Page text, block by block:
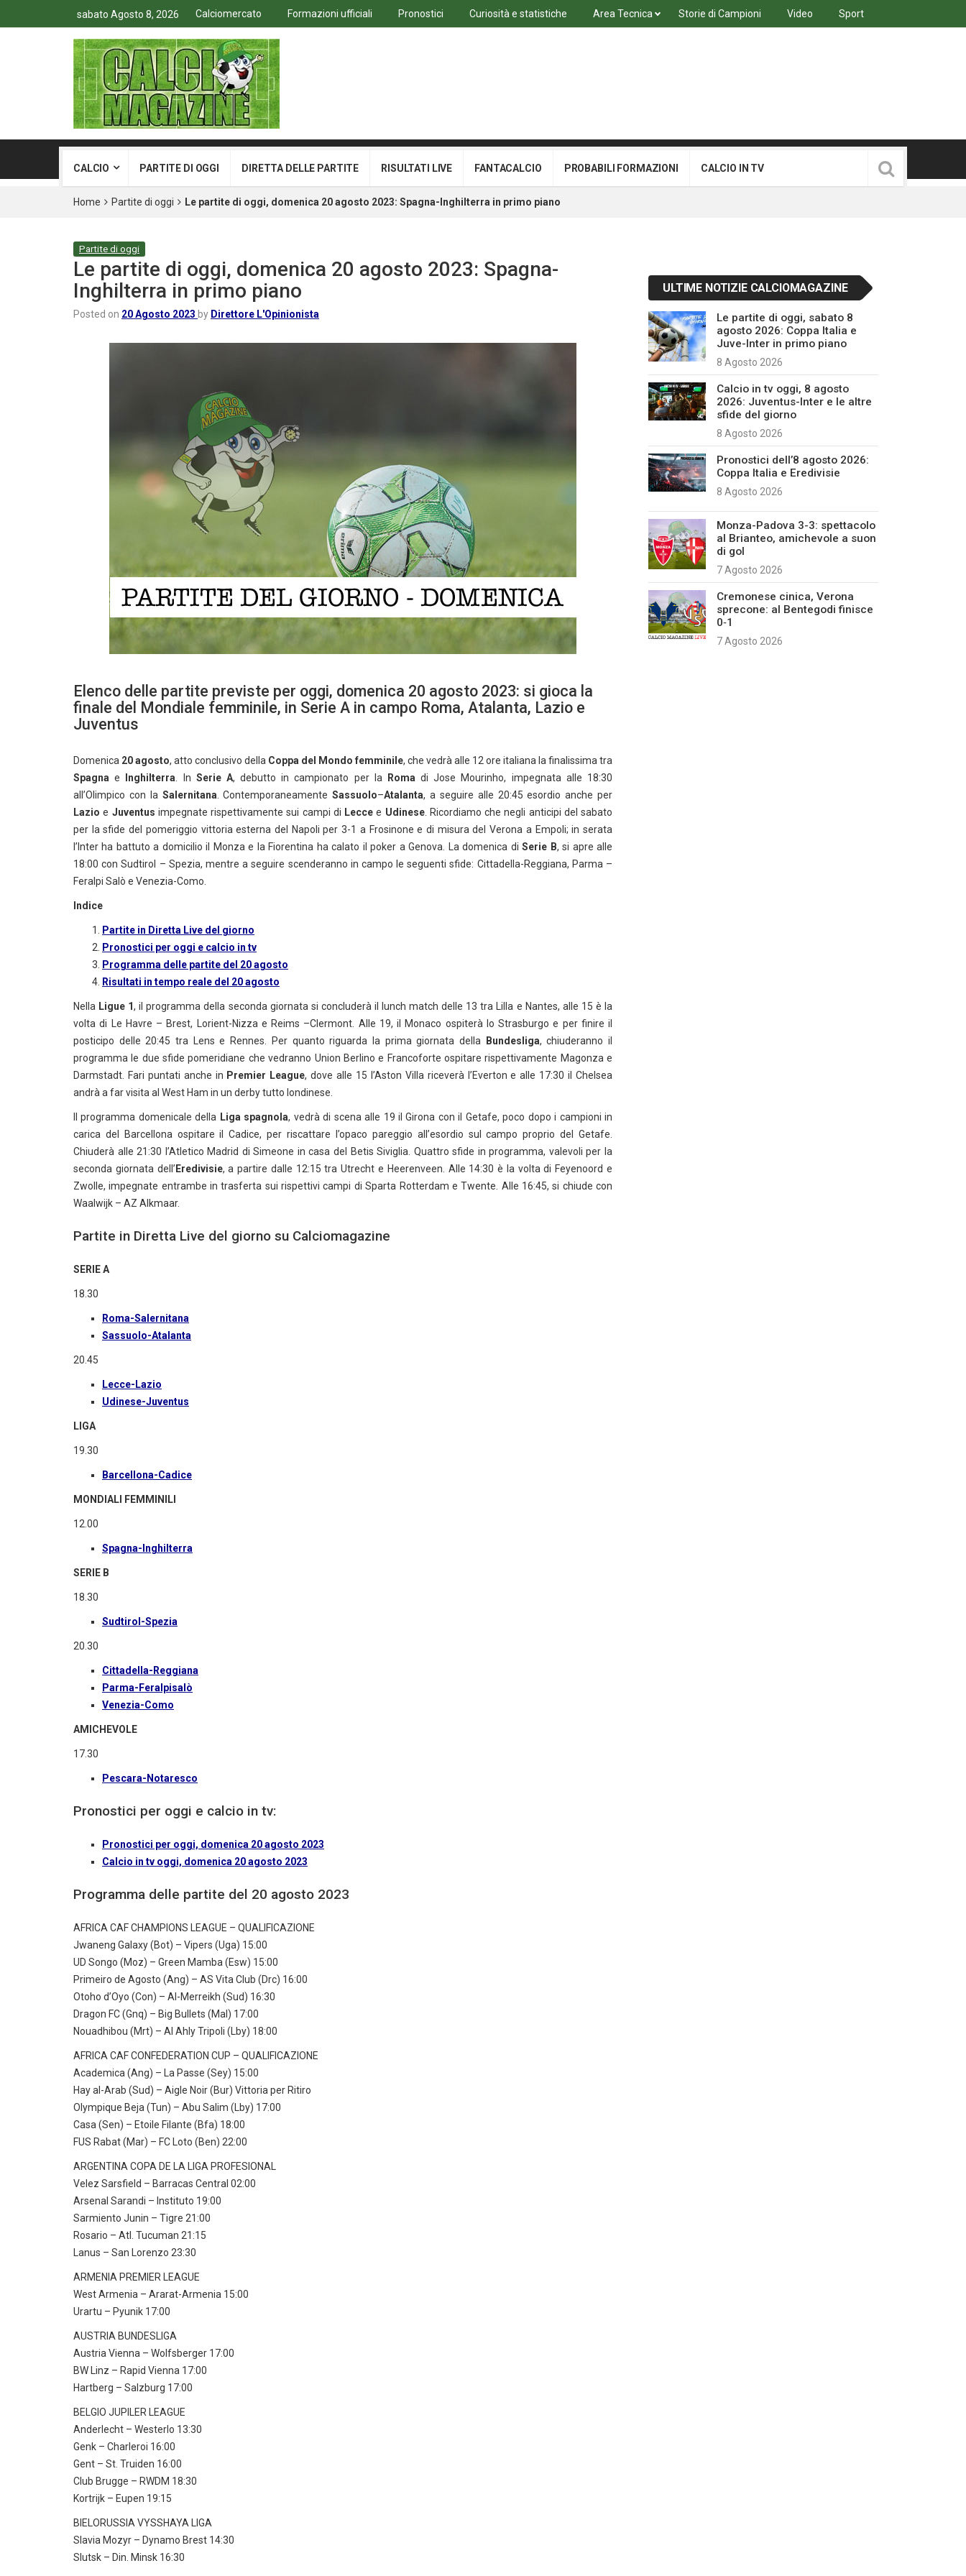
sabato Agosto 8, 2026 Calciomercato Formazioni ufficiali Pronostici Curiosità e statistiche Area Tecnica Storie di Campioni Video Sport
CALCIO PARTITE DI OGGI DIRETTA DELLE PARTITE RISULTATI LIVE FANTACALCIO PROBABILI FORMAZIONI CALCIO IN TV
Home Partite di oggi Le partite di oggi, domenica 20 agosto 2023: Spagna-Inghilterra in primo piano
Partite di oggi
Le partite di oggi, domenica 20 agosto 2023: Spagna-
Inghilterra in primo piano
Posted on 20 Agosto 2023 by Direttore L'Opinionista
Elenco delle partite previste per oggi, domenica 20 agosto 2023: si gioca la
finale del Mondiale femminile, in Serie A in campo Roma, Atalanta, Lazio e
Juventus
Domenica 20 agosto, atto conclusivo della Coppa del Mondo femminile, che vedrà alle 12 ore italiana la finalissima tra
Spagna e Inghilterra . In Serie A, debutto in campionato per la Roma di Jose Mourinho, impegnata alle 18:30
all’Olimpico con la Salernitana . ContemporaneamenteSassuolo–Atalanta, a seguire alle 20:45 esordio anche per
Lazio e Juventus impegnate rispettivamente sui campi di Lecce e Udinese. Ricordiamo che negli anticipi del sabato
per la sfide del pomeriggio vittoria esterna del Napoli per 3-1 a Frosinone e di misura del Verona a Empoli; in serata
l’Inter ha battuto a domicilio il Monza e la Fiorentina ha calato il poker a Genova. La domenica diSerie B, si apre alle
18:00 con Sudtirol – Spezia, mentre a seguire scenderanno in campo le seguenti sfide: Cittadella-Reggiana, Parma –
Feralpi Salò e Venezia-Como.
Indice
Partite in Diretta Live del giorno
Pronostici per oggi e calcio in tv
Programma delle partite del 20 agosto
Risultati in tempo reale del 20 agosto
Nella Ligue 1, il programma della seconda giornata si concluderà il lunch match delle 13 tra Lilla e Nantes, alle 15 è la
volta di Le Havre – Brest, Lorient-Nizza e Reims –Clermont. Alle 19, il Monaco ospiterà lo Strasburgo e per finire il
posticipo delle 20:45 tra Lens e Rennes. Per quanto riguarda la prima giornata della
Bundesliga, chiuderanno il
programma le due sfide pomeridiane che vedranno Union Berlino e Francoforte ospitare rispettivamente Magonza e
Darmstadt. Fari puntati anche in Premier League, dove alle 15 l’Aston Villa riceverà l’Everton e alle 17:30 il Chelsea
andrà a far visita al West Ham in un derby tutto londinese.
Il programma domenicale della Liga spagnola, vedrà di scena alle 19 il Girona con il Getafe, poco dopo i campioni in
carica del Barcellona ospitare il Cadice, per riscattare l’opaco pareggio all’esordio sul campo proprio del Getafe.
Chiuderà alle 21:30 l’Atletico Madrid di Simeone in casa del Betis Siviglia. Quattro sfide in programma, valevoli per la
seconda giornata dell’ Eredivisie, a partire dalle 12:15 tra Utrecht e Heerenveen. Alle 14:30 è la volta di Feyenoord e
Zwolle, impegnate entrambe in trasferta sui rispettivi campi di Sparta Rotterdam e Twente. Alle 16:45, si chiude con
Waalwijk – AZ Alkmaar.
Partite in Diretta Live del giorno su Calciomagazine
SERIE A
18.30
Roma-Salernitana
Sassuolo-Atalanta
20.45
Lecce-Lazio
Udinese-Juventus
LIGA
19.30
Barcellona-Cadice
MONDIALI FEMMINILI
12.00
Spagna-Inghilterra
SERIE B
18.30
Sudtirol-Spezia
20.30
Cittadella-Reggiana
Parma-Feralpisalò
Venezia-Como
AMICHEVOLE
17.30
Pescara-Notaresco
Pronostici per oggi e calcio in tv:
Pronostici per oggi, domenica 20 agosto 2023
Calcio in tv oggi, domenica 20 agosto 2023
Programma delle partite del 20 agosto 2023
AFRICA CAF CHAMPIONS LEAGUE – QUALIFICAZIONE
Jwaneng Galaxy (Bot) – Vipers (Uga) 15:00
UD Songo (Moz) – Green Mamba (Esw) 15:00
Primeiro de Agosto (Ang) – AS Vita Club (Drc) 16:00
Otoho d’Oyo (Con) – Al-Merreikh (Sud) 16:30
Dragon FC (Gnq) – Big Bullets (Mal) 17:00
Nouadhibou (Mrt) – Al Ahly Tripoli (Lby) 18:00
AFRICA CAF CONFEDERATION CUP – QUALIFICAZIONE
Academica (Ang) – La Passe (Sey) 15:00
Hay al-Arab (Sud) – Aigle Noir (Bur) Vittoria per Ritiro
Olympique Beja (Tun) – Abu Salim (Lby) 17:00
Casa (Sen) – Etoile Filante (Bfa) 18:00
FUS Rabat (Mar) – FC Loto (Ben) 22:00
ARGENTINA COPA DE LA LIGA PROFESIONAL
Velez Sarsfield – Barracas Central 02:00
Arsenal Sarandi – Instituto 19:00
Sarmiento Junin – Tigre 21:00
Rosario – Atl. Tucuman 21:15
Lanus – San Lorenzo 23:30
ARMENIA PREMIER LEAGUE
West Armenia – Ararat-Armenia 15:00
Urartu – Pyunik 17:00
AUSTRIA BUNDESLIGA
Austria Vienna – Wolfsberger 17:00
BW Linz – Rapid Vienna 17:00
Hartberg – Salzburg 17:00
BELGIO JUPILER LEAGUE
Anderlecht – Westerlo 13:30
Genk – Charleroi 16:00
Gent – St. Truiden 16:00
Club Brugge – RWDM 18:30
Kortrijk – Eupen 19:15
BIELORUSSIA VYSSHAYA LIGA
Slavia Mozyr – Dynamo Brest 14:30
Slutsk – Din. Minsk 16:30
ULTIME NOTIZIE CALCIOMAGAZINE
Le partite di oggi, sabato 8
agosto 2026: Coppa Italia e
Juve-Inter in primo piano
8 Agosto 2026
Calcio in tv oggi, 8 agosto
2026: Juventus-Inter e le altre
sfide del giorno
8 Agosto 2026
Pronostici dell’8 agosto 2026:
Coppa Italia e Eredivisie
8 Agosto 2026
Monza-Padova 3-3: spettacolo
al Brianteo, amichevole a suon
di gol
7 Agosto 2026
Cremonese cinica, Verona
sprecone: al Bentegodi finisce
0‑1
7 Agosto 2026